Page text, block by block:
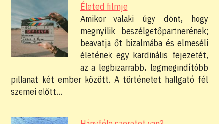
Életed filmje
Amikor valaki úgy dönt, hogy
megnyílik beszélgetőpartnerének;
beavatja őt bizalmába és elmeséli
életének egy kardinális fejezetét,
az a legbizarrabb, legmegindítóbb
pillanat két ember között. A történetet hallgató fél
szemei előtt…